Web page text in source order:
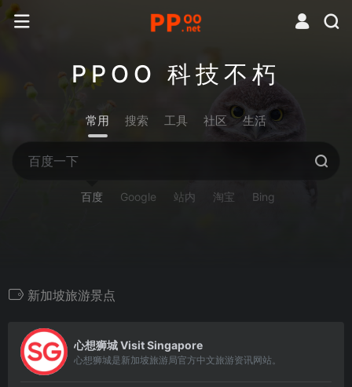
PPOO 科技不朽
常用 搜索 工具 社区 生活
百度 Google 站内 淘宝 Bing
新加坡旅游景点
心想狮城 Visit Singapore
心想狮城是新加坡旅游局官方中文旅游资讯网站。